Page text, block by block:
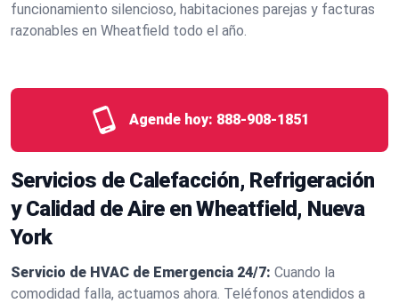
funcionamiento silencioso, habitaciones parejas y facturas
razonables en Wheatfield todo el año.
Agende hoy: 888-908-1851
Servicios de Calefacción, Refrigeración
y Calidad de Aire en Wheatfield, Nueva
York
Servicio de HVAC de Emergencia 24/7: Cuando la
comodidad falla, actuamos ahora. Teléfonos atendidos a